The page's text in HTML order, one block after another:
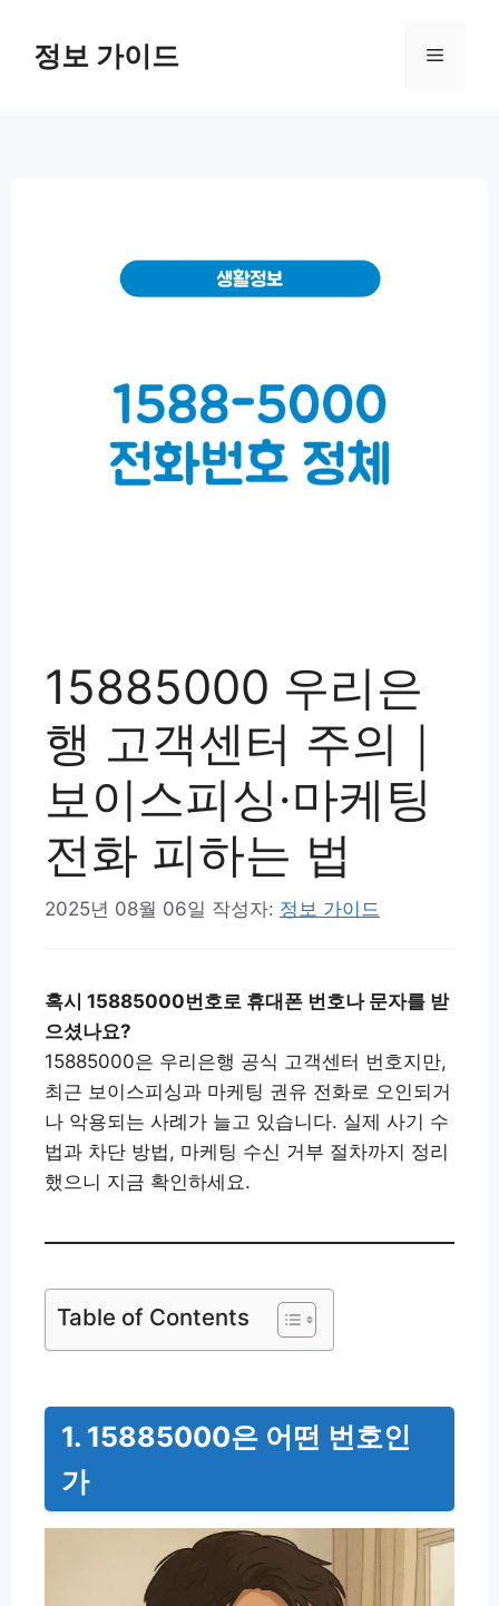
정보 가이드 메
15885000 우리은
행 고객센터 주의｜
보이스피싱·마케팅
전화 피하는 법
2025년 08월 06일 작성자: 정보 가이드
혹시 15885000번호로 휴대폰 번호나 문자를 받
으셨나요?
15885000은 우리은행 공식 고객센터 번호지만,
최근 보이스피싱과 마케팅 권유 전화로 오인되거
나 악용되는 사례가 늘고 있습니다. 실제 사기 수
법과 차단 방법, 마케팅 수신 거부 절차까지 정리
했으니 지금 확인하세요.
Table of Contents
1. 15885000은 어떤 번호인
가